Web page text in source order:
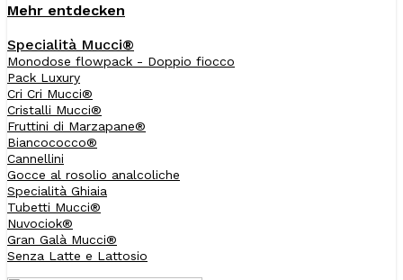
Mehr entdecken
Specialità Mucci®
Monodose flowpack - Doppio fiocco
Pack Luxury
Cri Cri Mucci®
Cristalli Mucci®
Fruttini di Marzapane®
Biancococco®
Cannellini
Gocce al rosolio analcoliche
Specialità Ghiaia
Tubetti Mucci®
Nuvociok®
Gran Galà Mucci®
Senza Latte e Lattosio